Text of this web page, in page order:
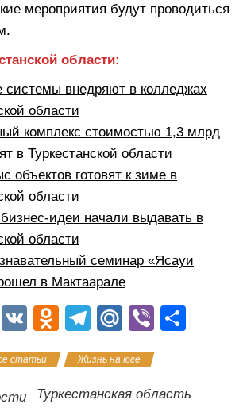
мероприятия будут проводиться
области:
внедряют в колледжах
области
комплекс стоимостью 1,3 млрд
в Туркестанской области
объектов готовят к зиме в
области
идеи начали выдавать в
области
семинар «Ясауи
в Мактаарале
T
V
O
n
o
T
e
gr
M
.R
u
Vi
а
статьи Жизнь на юге
Туркестанская область